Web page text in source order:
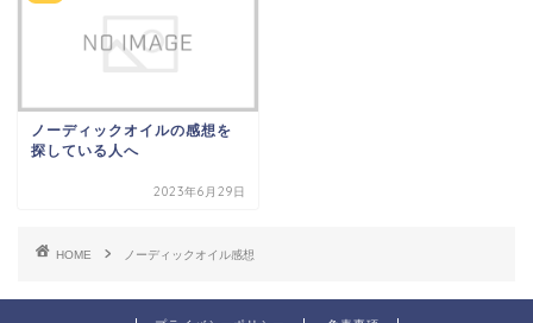
ノーディックオイルの感想を
探している人へ
2023年6月29日
HOME ノーディックオイル感想